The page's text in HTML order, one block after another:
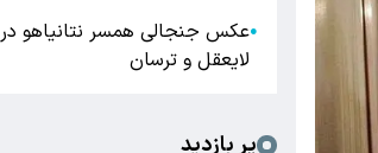
●عکس جنجالی همسر نتانیاهو
لایعقل و ترسان
پر بازدید